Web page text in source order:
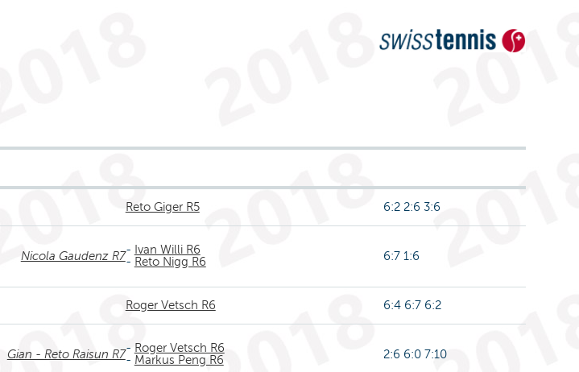
Reto Giger R5 6:2 2:6 3:6
Nicola Gaudenz R7- Ivan Willi R6
- Reto Nigg R6 6:7 1:6
Roger Vetsch R6 6:4 6:7 6:2
Gian - Reto Raisun R7- Roger Vetsch R6
- Markus Peng R6 2:6 6:0 7:10